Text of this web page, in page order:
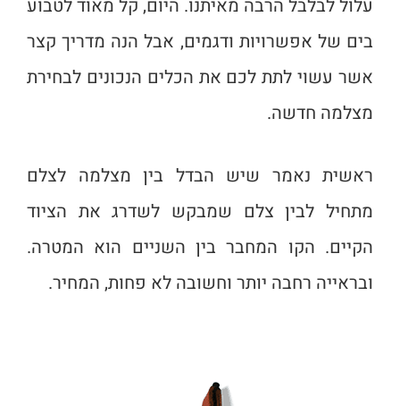
עלול לבלבל הרבה מאיתנו. היום, קל מאוד לטבוע
בים של אפשרויות ודגמים, אבל הנה מדריך קצר
אשר עשוי לתת לכם את הכלים הנכונים לבחירת
מצלמה חדשה.
ראשית נאמר שיש הבדל בין מצלמה לצלם
מתחיל לבין צלם שמבקש לשדרג את הציוד
הקיים. הקו המחבר בין השניים הוא המטרה.
ובראייה רחבה יותר וחשובה לא פחות, המחיר.